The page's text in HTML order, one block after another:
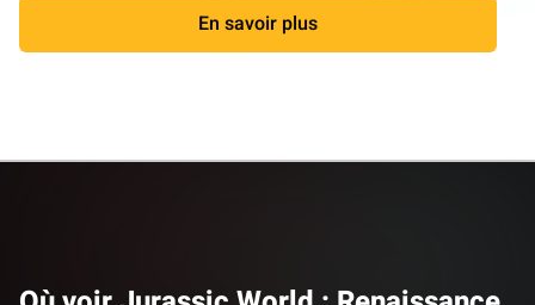
En savoir plus